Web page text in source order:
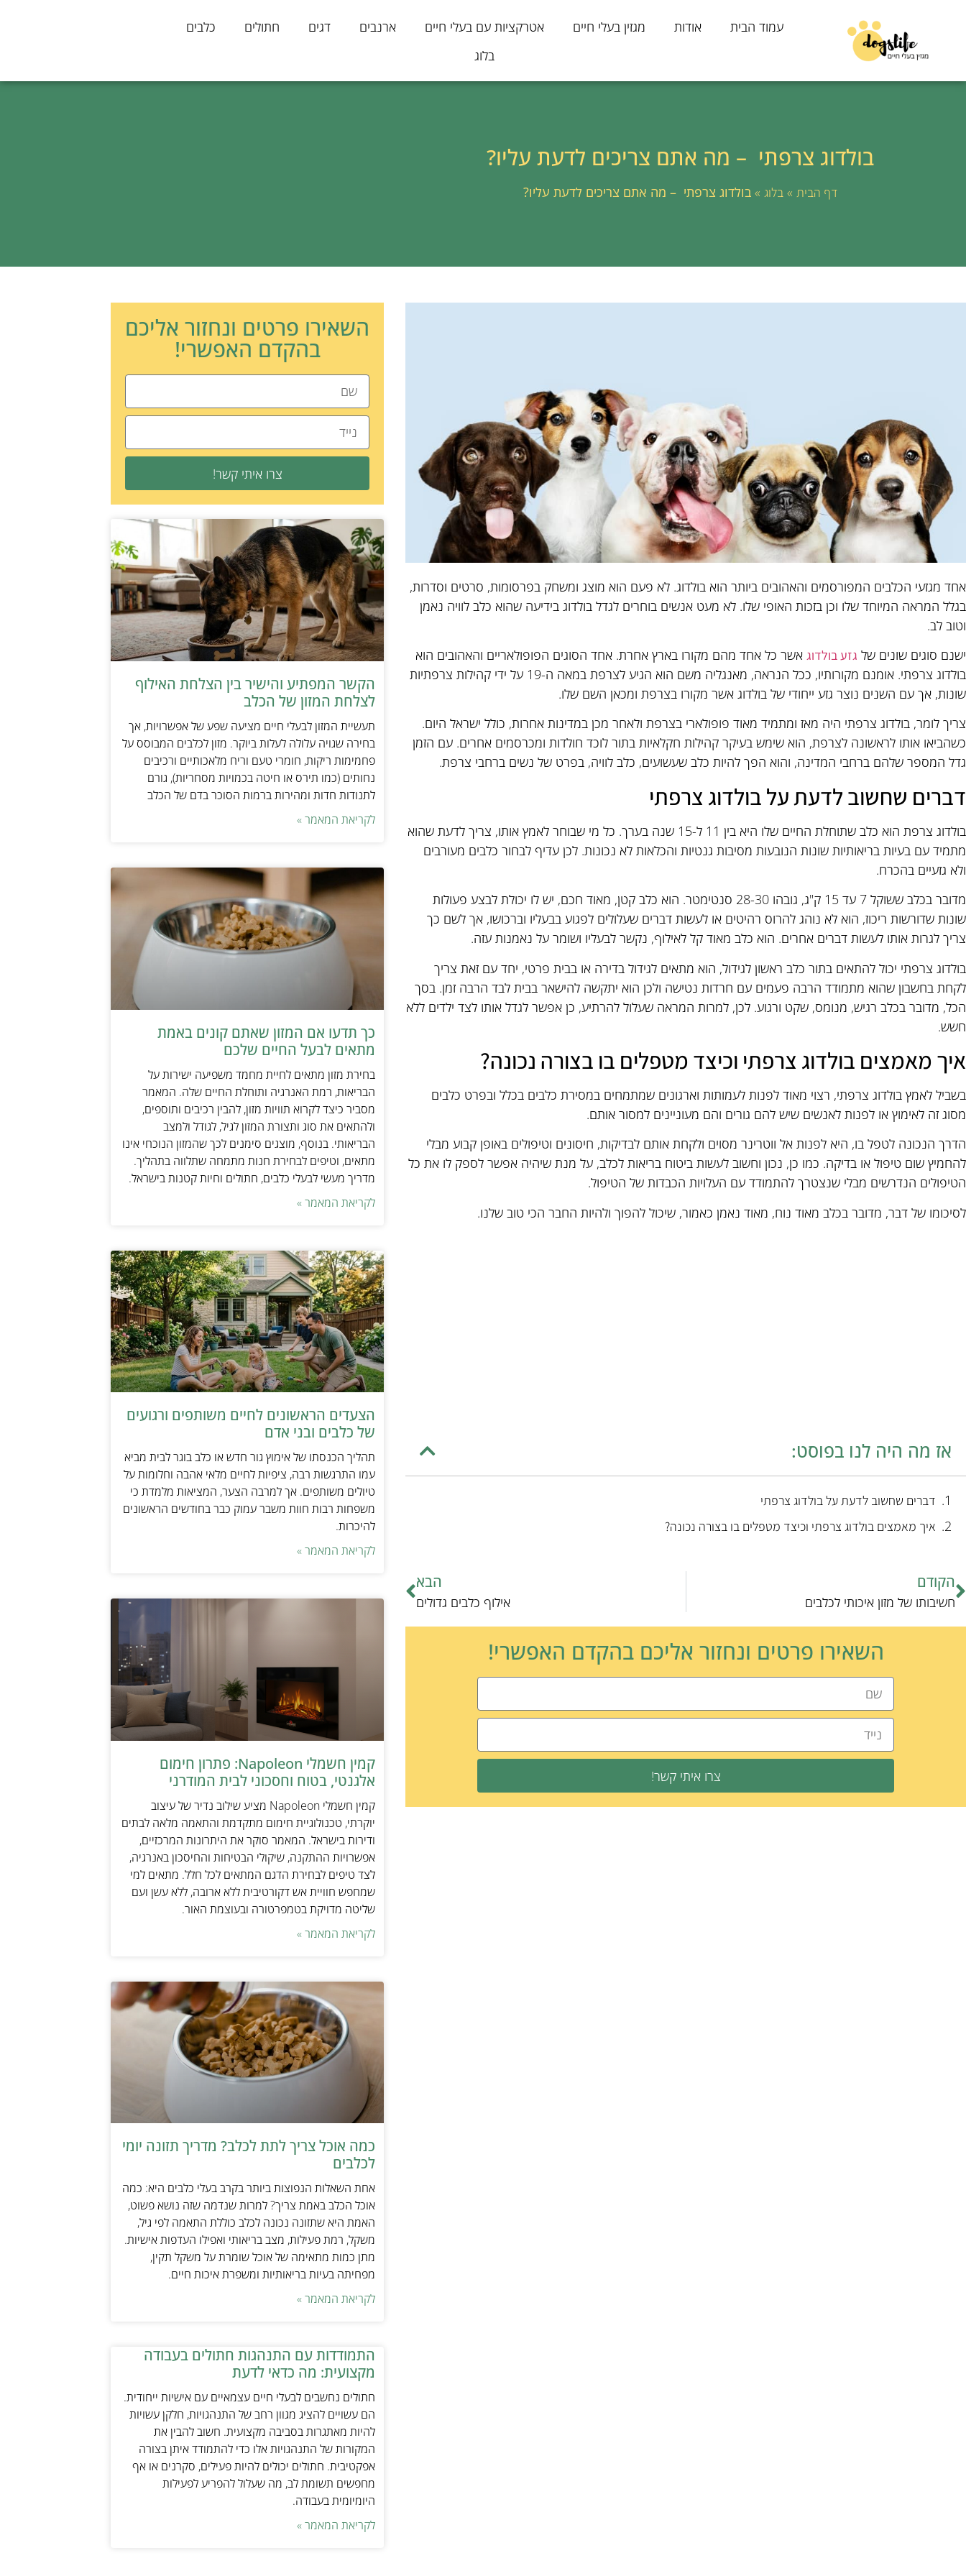
עמוד הבית אודות מגזין בעלי חיים אטרקציות עם בעלי חיים ארנבים דגים חתולים
כלבים
בלוג
בולדוג צרפתי – מה אתם צריכים לדעת עליו?
דף הבית »בלוג »בולדוג צרפתי – מה אתם צריכים לדעת עליו?
אחד מגזעי הכלבים המפורסמים והאהובים ביותר הוא בולדוג. לא פעם הוא מוצג ומשחק בפרסומות, סרטים וסדרות,
בגלל המראה המיוחד שלו וכן בזכות האופי שלו. לא מעט אנשים בוחרים לגדל בולדוג בידיעה שהוא כלב לוויה נאמן
וטוב לב.
ישנם סוגים שונים של גזע בולדוג אשר כל אחד מהם מקורו בארץ אחרת. אחד הסוגים הפופולאריים והאהובים הוא
בולדוג צרפתי. אומנם מקורותיו, ככל הנראה, מאנגליה משם הוא הגיע לצרפת במאה ה-19 על ידי קהילות צרפתיות
שונות, אך עם השנים נוצר גזע ייחודי של בולדוג אשר מקורו בצרפת ומכאן השם שלו.
צריך לומר, בולדוג צרפתי היה מאז ומתמיד מאוד פופולארי בצרפת ולאחר מכן במדינות אחרות, כולל ישראל היום.
כשהביאו אותו לראשונה לצרפת, הוא שימש בעיקר קהילות חקלאיות בתור לוכד חולדות ומכרסמים אחרים. עם הזמן
גדל המספר שלהם ברחבי המדינה, והוא הפך להיות כלב שעשועים, כלב לוויה, בפרט של נשים ברחבי צרפת.
דברים שחשוב לדעת על בולדוג צרפתי
בולדוג צרפת הוא כלב שתוחלת החיים שלו היא בין 11 ל-15 שנה בערך. כל מי שבוחר לאמץ אותו, צריך לדעת שהוא
מתמיד עם בעיות בריאותיות שונות הנובעות מסיבות גנטיות והכלאות לא נכונות. לכן עדיף לבחור כלבים מעורבים
ולא גזעיים בהכרח.
מדובר בכלב ששוקל 7 עד 15 ק"ג, גובהו 28-30 סנטימטר. הוא כלב קטן, מאוד חכם, יש לו יכולת לבצע פעולות
שונות שדורשות ריכוז, הוא לא נוהג להרוס רהיטים או לעשות דברים שעלולים לפגוע בבעליו וברכושו, אך לשם כך
צריך לגרות אותו לעשות דברים אחרים. הוא כלב מאוד קל לאילוף, נקשר לבעליו ושומר על נאמנות עזה.
בולדוג צרפתי יכול להתאים בתור כלב ראשון לגידול, הוא מתאים לגידול בדירה או בבית פרטי, יחד עם זאת צריך
לקחת בחשבון שהוא מתמודד הרבה פעמים עם חרדות נטישה ולכן הוא יתקשה להישאר בבית לבד הרבה זמן. בסך
הכל, מדובר בכלב רגיש, מנומס, שקט ורגוע. לכן, למרות המראה שעלול להרתיע, כן אפשר לגדל אותו לצד ילדים ללא
חשש.
איך מאמצים בולדוג צרפתי וכיצד מטפלים בו בצורה נכונה?
בשביל לאמץ בולדוג צרפתי, רצוי מאוד לפנות לעמותות וארגונים שמתמחים במסירת כלבים בכלל ובפרט כלבים
מסוג זה לאימוץ או לפנות לאנשים שיש להם גורים והם מעוניינים למסור אותם.
הדרך הנכונה לטפל בו, היא לפנות אל ווטרינר מסוים ולקחת אותם לבדיקות, חיסונים וטיפולים באופן קבוע מבלי
להחמיץ שום טיפול או בדיקה. כמו כן, נכון וחשוב לעשות ביטוח בריאות לכלב, על מנת שיהיה אפשר לספק לו את כל
הטיפולים הנדרשים מבלי שנצטרך להתמודד עם העלויות הכבדות של הטיפול.
לסיכומו של דבר, מדובר בכלב מאוד נוח, מאוד נאמן כאמור, שיכול להפוך ולהיות החבר הכי טוב שלנו.
אז מה היה לנו בפוסט:
דברים שחשוב לדעת על בולדוג צרפתי
איך מאמצים בולדוג צרפתי וכיצד מטפלים בו בצורה נכונה?
הקודם
חשיבותו של מזון איכותי לכלבים
הבא
אילוף כלבים גדולים
השאירו פרטים ונחזור אליכם בהקדם האפשרי!
צרו איתי קשר!
השאירו פרטים ונחזור אליכם
בהקדם האפשרי!
צרו איתי קשר!
הקשר המפתיע והישיר בין הצלחת האילוף
לצלחת המזון של הכלב
תעשיית המזון לבעלי חיים מציעה שפע של אפשרויות, אך
בחירה שגויה עלולה לעלות ביוקר. מזון לכלבים המבוסס על
פחמימות ריקות, חומרי טעם וריח מלאכותיים ורכיבים
נחותים (כמו תירס או חיטה בכמויות מסחריות), גורם
לתנודות חדות ומהירות ברמות הסוכר בדם של הכלב
לקריאת המאמר »
כך תדעו אם המזון שאתם קונים באמת
מתאים לבעל החיים שלכם
בחירת מזון מתאים לחיית מחמד משפיעה ישירות על
הבריאות, רמת האנרגיה ותוחלת החיים שלה. המאמר
מסביר כיצד לקרוא תוויות מזון, להבין רכיבים ותוספים,
ולהתאים את סוג ותצורת המזון לגיל, לגודל ולמצב
הבריאותי. בנוסף, מוצגים סימנים לכך שהמזון הנוכחי אינו
מתאים, וטיפים לבחירת חנות מתמחה שתלווה בתהליך.
מדריך מעשי לבעלי כלבים, חתולים וחיות קטנות בישראל.
לקריאת המאמר »
הצעדים הראשונים לחיים משותפים ורגועים
של כלבים ובני אדם
תהליך הכנסתו של אימוץ גור חדש או כלב בוגר לבית מביא
עמו התרגשות רבה, ציפיות לחיים מלאי אהבה וחלומות על
טיולים משותפים. אך למרבה הצער, המציאות מלמדת כי
משפחות רבות חוות משבר עמוק כבר בחודשים הראשונים
להיכרות.
לקריאת המאמר »
קמין חשמלי Napoleon: פתרון חימום
אלגנטי, בטוח וחסכוני לבית המודרני
קמין חשמלי Napoleon מציע שילוב נדיר של עיצוב
יוקרתי, טכנולוגיית חימום מתקדמת והתאמה מלאה לבתים
ודירות בישראל. המאמר סוקר את היתרונות המרכזיים,
אפשרויות ההתקנה, שיקולי הבטיחות והחיסכון באנרגיה,
לצד טיפים לבחירת הדגם המתאים לכל חלל. מתאים למי
שמחפש חוויית אש דקורטיבית ללא ארובה, ללא עשן ועם
שליטה מדויקת בטמפרטורה ובעוצמת האור.
לקריאת המאמר »
כמה אוכל צריך לתת לכלב? מדריך תזונה יומי
לכלבים
אחת השאלות הנפוצות ביותר בקרב בעלי כלבים היא: כמה
אוכל הכלב באמת צריך? למרות שנדמה שזה נושא פשוט,
האמת היא שתזונה נכונה לכלב כוללת התאמה לפי גיל,
משקל, רמת פעילות, מצב בריאותי ואפילו העדפות אישיות.
מתן כמות מתאימה של אוכל שומרת על משקל תקין,
מפחיתה בעיות בריאותיות ומשפרת איכות חיים.
לקריאת המאמר »
התמודדות עם התנהגות חתולים בעבודה
מקצועית: מה כדאי לדעת
חתולים נחשבים לבעלי חיים עצמאיים עם אישיות ייחודית.
הם עשויים להציג מגוון רחב של התנהגויות, חלקן עשויות
להיות מאתגרות בסביבה מקצועית. חשוב להבין את
המקורות של התנהגויות אלו כדי להתמודד איתן בצורה
אפקטיבית. חתולים יכולים להיות פעילים, סקרנים או אף
מחפשים תשומת לב, מה שעלול להפריע לפעילות
היומיומית בעבודה.
לקריאת המאמר »